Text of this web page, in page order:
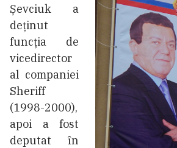
Șevciuk a
deținut
funcția de
vicedirector
al companiei
Sheriff
(1998-2000),
apoi a fost
deputat în